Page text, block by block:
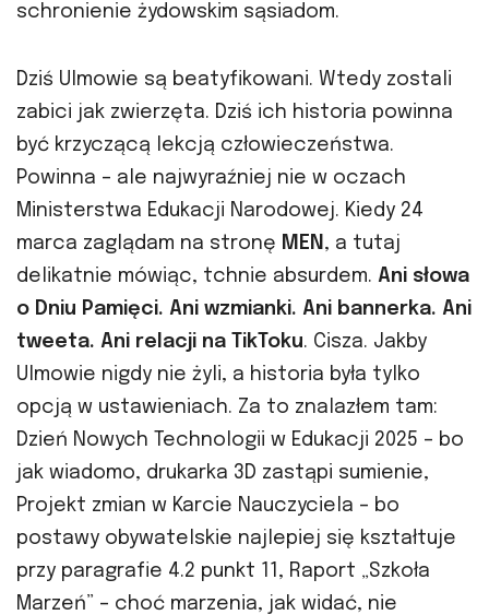
schronienie żydowskim sąsiadom.
Dziś Ulmowie są beatyfikowani. Wtedy zostali
zabici jak zwierzęta. Dziś ich historia powinna
być krzyczącą lekcją człowieczeństwa.
Powinna – ale najwyraźniej nie w oczach
Ministerstwa Edukacji Narodowej. Kiedy 24
marca zaglądam na stronę MEN , a tutaj
delikatnie mówiąc, tchnie absurdem. Ani słowa
o Dniu Pamięci. Ani wzmianki. Ani bannerka. Ani
tweeta. Ani relacji na TikToku. Cisza. Jakby
Ulmowie nigdy nie żyli, a historia była tylko
opcją w ustawieniach. Za to znalazłem tam:
Dzień Nowych Technologii w Edukacji 2025 – bo
jak wiadomo, drukarka 3D zastąpi sumienie,
Projekt zmian w Karcie Nauczyciela – bo
postawy obywatelskie najlepiej się kształtuje
przy paragrafie 4.2 punkt 11, Raport „Szkoła
Marzeń” – choć marzenia, jak widać, nie